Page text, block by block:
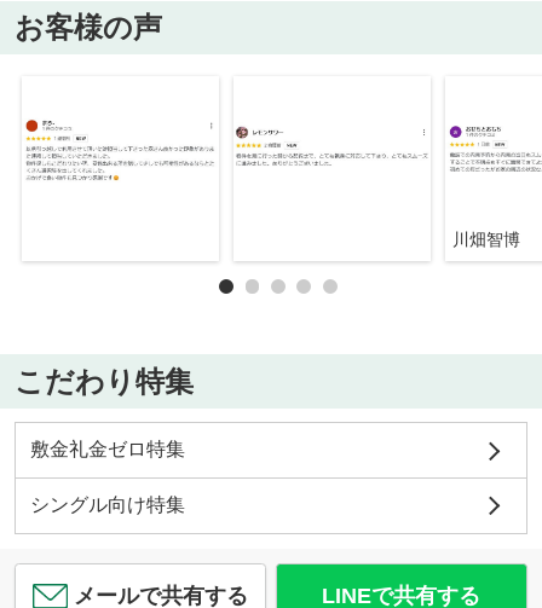
お客様の声
川畑智博
こだわり特集
敷金礼金ゼロ特集
シングル向け特集
メールで共有する LINEで共有する